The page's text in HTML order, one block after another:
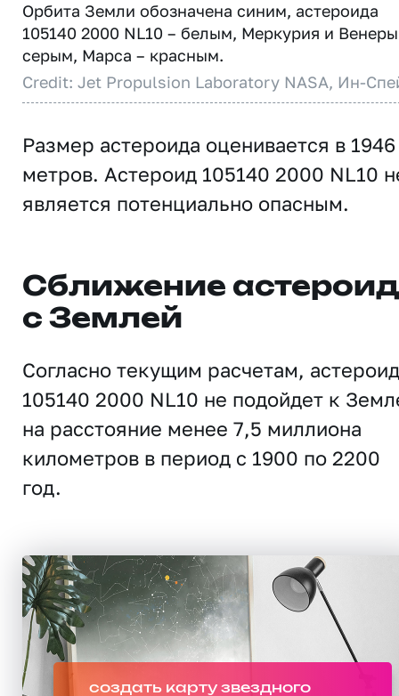
Орбита Земли обозначена синим, астероида
105140 2000 NL10 – белым, Меркурия и
серым, Марса – красным.
Credit: Jet Propulsion Laboratory NASA, Ин-
Размер астероида оценивается в 1946
метров. Астероид 105140 2000 NL10
является потенциально опасным.
Сближение
с Землей
Согласно текущим расчетам, астероид
105140 2000 NL10 не подойдет к
на расстояние менее 7,5 миллиона
километров в период с 1900 по 2200
год.
создать карту звездного